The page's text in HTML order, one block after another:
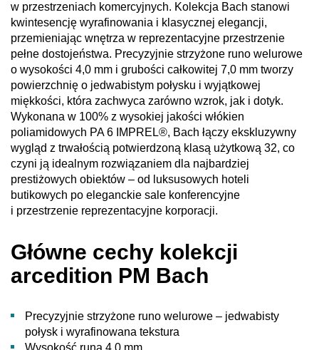
w przestrzeniach komercyjnych. Kolekcja Bach stanowi
kwintesencję wyrafinowania i klasycznej elegancji,
przemieniając wnętrza w reprezentacyjne przestrzenie
pełne dostojeństwa. Precyzyjnie strzyżone runo welurowe
o wysokości 4,0 mm i grubości całkowitej 7,0 mm tworzy
powierzchnię o jedwabistym połysku i wyjątkowej
miękkości, która zachwyca zarówno wzrok, jak i dotyk.
Wykonana w 100% z wysokiej jakości włókien
poliamidowych PA 6 IMPREL®, Bach łączy ekskluzywny
wygląd z trwałością potwierdzoną klasą użytkową 32, co
czyni ją idealnym rozwiązaniem dla najbardziej
prestiżowych obiektów – od luksusowych hoteli
butikowych po eleganckie sale konferencyjne
i przestrzenie reprezentacyjne korporacji.
Główne cechy kolekcji
arcedition PM Bach
Precyzyjnie strzyżone runo welurowe – jedwabisty
połysk i wyrafinowana tekstura
Wysokość runa 4,0 mm